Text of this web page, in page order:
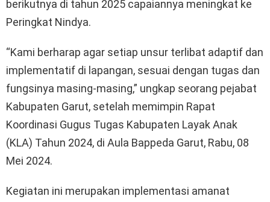
berikutnya di tahun 2025 capaiannya meningkat ke
Peringkat Nindya.
“Kami berharap agar setiap unsur terlibat adaptif dan
implementatif di lapangan, sesuai dengan tugas dan
fungsinya masing-masing,” ungkap seorang pejabat
Kabupaten Garut, setelah memimpin Rapat
Koordinasi Gugus Tugas Kabupaten Layak Anak
(KLA) Tahun 2024, di Aula Bappeda Garut, Rabu, 08
Mei 2024.
Kegiatan ini merupakan implementasi amanat